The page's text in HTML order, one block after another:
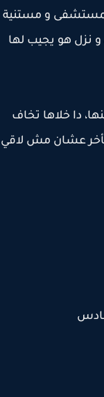
و مستنية
هو يجيب لها
دا خلاها تخاف
عشان مش لاقي